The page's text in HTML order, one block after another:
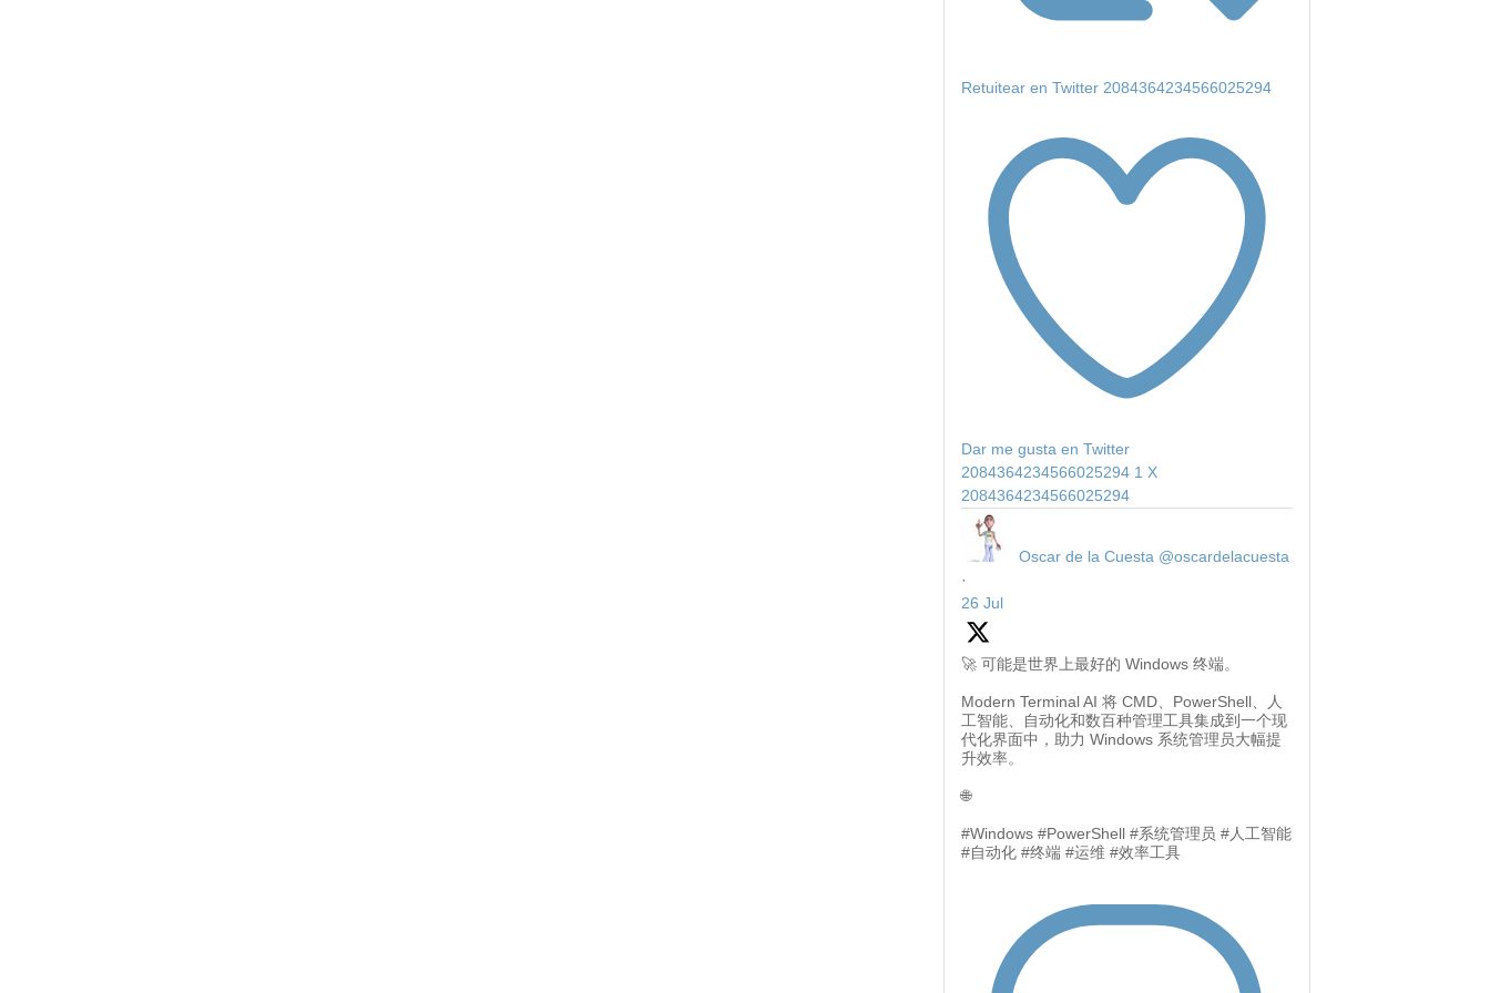
Retuitear en Twitter 2084364234566025294
Dar me gusta en Twitter
2084364234566025294 1 X
2084364234566025294
Oscar de la Cuesta @oscardelacuesta
·
26 Jul
🚀 可能是世界上最好的 Windows 终端。
Modern Terminal AI 将 CMD、PowerShell、人
工智能、自动化和数百种管理工具集成到一个现
代化界面中，助力 Windows 系统管理员大幅提
升效率。
🌐
#Windows #PowerShell #系统管理员 #人工智能
#自动化 #终端 #运维 #效率工具